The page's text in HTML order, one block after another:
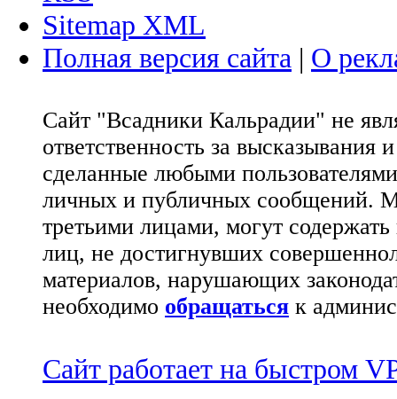
Sitemap XML
Полная версия сайта | О
Сайт "Всадники Кальрадии" не
ответственность за
сделанные любыми
личных и публичных сообщений.
третьими лицами, могут
лиц, не достигнувших
материалов, нарушающих
необходимо обращаться к
Сайт работает на быстром